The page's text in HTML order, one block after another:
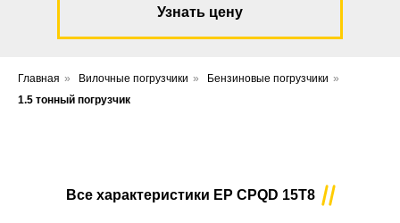
Узнать цену
Главная » Вилочные погрузчики » Бензиновые погрузчики »
1.5 тонный погрузчик
Все характеристики EP CPQD 15T8